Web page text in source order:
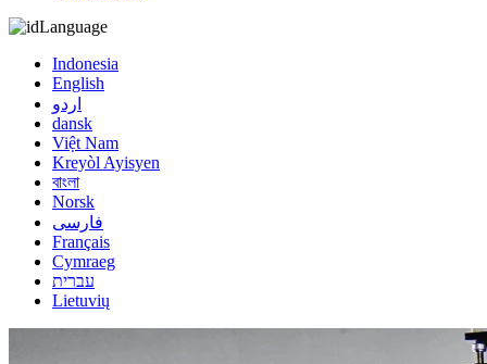
Language
Indonesia
English
اردو
dansk
Việt Nam
Kreyòl Ayisyen
বাংলা
Norsk
فارسی
Français
Cymraeg
עברית
Lietuvių